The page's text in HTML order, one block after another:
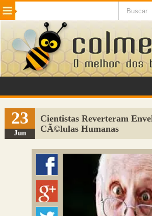
Beleza Cinema e TV
Internet Jogos NotÃ­cias
VeÃ­culos Adulto
Sugerir Link
Adicionar Blog
Colmeia Exchange
23
Jun
Cientistas Reverteram
CÃ©lulas Humanas